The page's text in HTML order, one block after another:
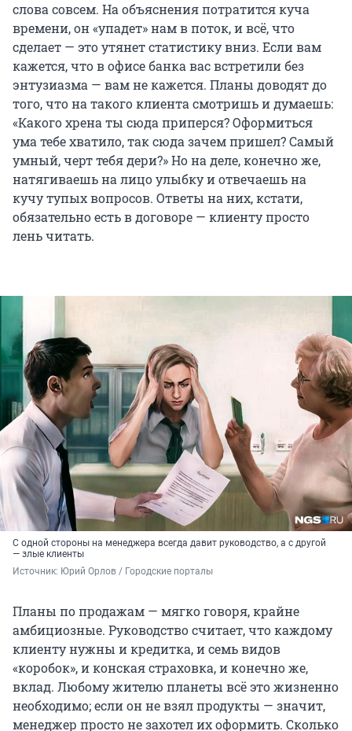
слова совсем. На объяснения потратится куча
времени, он «упадет» нам в поток, и всё, что
сделает — это утянет статистику вниз. Если вам
кажется, что в офисе банка вас встретили без
энтузиазма — вам не кажется. Планы доводят до
того, что на такого клиента смотришь и думаешь:
«Какого хрена ты сюда приперся? Оформиться
ума тебе хватило, так сюда зачем пришел? Самый
умный, черт тебя дери?» Но на деле, конечно же,
натягиваешь на лицо улыбку и отвечаешь на
кучу тупых вопросов. Ответы на них, кстати,
обязательно есть в договоре — клиенту просто
лень читать.
С одной стороны на менеджера всегда давит руководство, а с другой
— злые клиенты
Источник: Юрий Орлов / Городские порталы
Планы по продажам — мягко говоря, крайне
амбициозные. Руководство считает, что каждому
клиенту нужны и кредитка, и семь видов
«коробок», и конская страховка, и конечно же,
вклад. Любому жителю планеты всё это жизненно
необходимо; если он не взял продукты — значит,
менеджер просто не захотел их оформить. Сколько